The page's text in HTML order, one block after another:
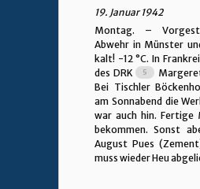
19. Januar 1942
Montag. –
Abwehr in Münster
kalt! -12 °C. In
des DRK
Bei Tischler
am Sonnabend die
war auch hin. Fertige
bekommen. Sonst
August Pues
muss wieder Heu